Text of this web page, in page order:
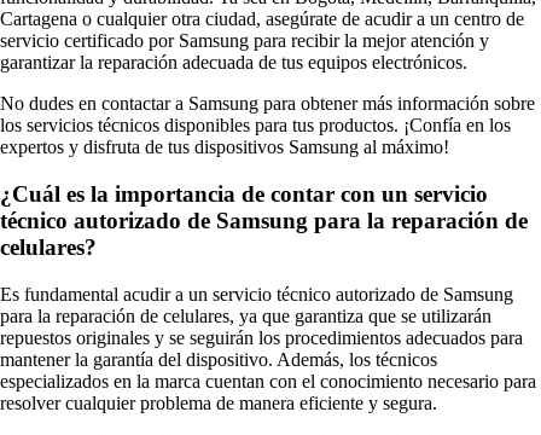
Cartagena o cualquier otra ciudad, asegúrate de acudir a un centro de
servicio certificado por Samsung para recibir la mejor atención y
garantizar la reparación adecuada de tus equipos electrónicos.
No dudes en contactar a Samsung para obtener más información sobre
los servicios técnicos disponibles para tus productos. ¡Confía en los
expertos y disfruta de tus dispositivos Samsung al máximo!
¿Cuál es la importancia de contar con un servicio
técnico autorizado de Samsung para la reparación de
celulares?
Es fundamental acudir a un servicio técnico autorizado de Samsung
para la reparación de celulares, ya que garantiza que se utilizarán
repuestos originales y se seguirán los procedimientos adecuados para
mantener la garantía del dispositivo. Además, los técnicos
especializados en la marca cuentan con el conocimiento necesario para
resolver cualquier problema de manera eficiente y segura.